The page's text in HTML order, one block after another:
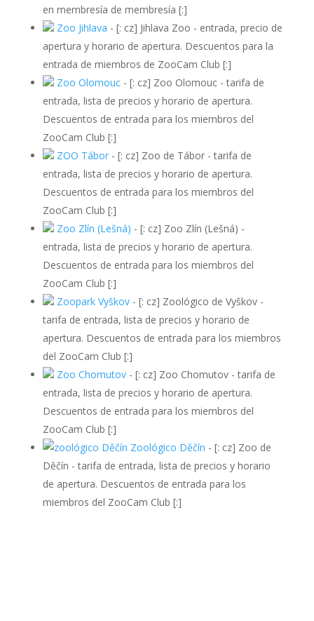
en membresía de membresía [:]
Zoo Jihlava - [: cz] Jihlava Zoo - entrada, precio de
apertura y horario de apertura. Descuentos para la
entrada de miembros de ZooCam Club [:]
Zoo Olomouc - [: cz] Zoo Olomouc - tarifa de
entrada, lista de precios y horario de apertura.
Descuentos de entrada para los miembros del
ZooCam Club [:]
ZOO Tábor - [: cz] Zoo de Tábor - tarifa de
entrada, lista de precios y horario de apertura.
Descuentos de entrada para los miembros del
ZooCam Club [:]
Zoo Zlín (Lešná) - [: cz] Zoo Zlín (Lešná) -
entrada, lista de precios y horario de apertura.
Descuentos de entrada para los miembros del
ZooCam Club [:]
Zoopark Vyškov - [: cz] Zoológico de Vyškov -
tarifa de entrada, lista de precios y horario de
apertura. Descuentos de entrada para los miembros
del ZooCam Club [:]
Zoo Chomutov - [: cz] Zoo Chomutov - tarifa de
entrada, lista de precios y horario de apertura.
Descuentos de entrada para los miembros del
ZooCam Club [:]
Zoológico Děčín - [: cz] Zoo de
Děčín - tarifa de entrada, lista de precios y horario
de apertura. Descuentos de entrada para los
miembros del ZooCam Club [:]